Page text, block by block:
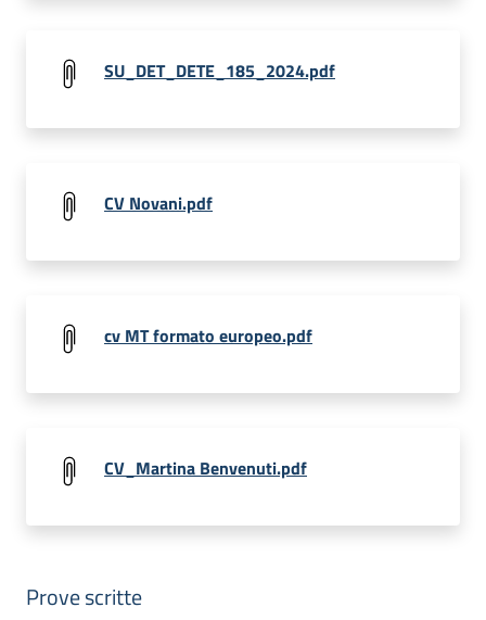
SU_DET_DETE_185_2024.pdf
CV Novani.pdf
cv MT formato europeo.pdf
CV_Martina Benvenuti.pdf
Prove scritte